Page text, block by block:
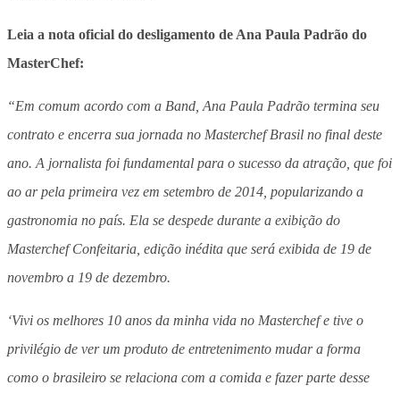
Leia a nota oficial do desligamento de Ana Paula Padrão do
MasterChef:
“Em comum acordo com a Band, Ana Paula Padrão termina seu
contrato e encerra sua jornada no Masterchef Brasil no final deste
ano. A jornalista foi fundamental para o sucesso da atração, que foi
ao ar pela primeira vez em setembro de 2014, popularizando a
gastronomia no país. Ela se despede durante a exibição do
Masterchef Confeitaria, edição inédita que será exibida de 19 de
novembro a 19 de dezembro.
‘Vivi os melhores 10 anos da minha vida no Masterchef e tive o
privilégio de ver um produto de entretenimento mudar a forma
como o brasileiro se relaciona com a comida e fazer parte desse